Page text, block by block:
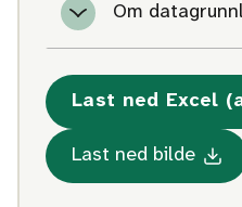
Om
Last ned Excel
Last ned bildeMed